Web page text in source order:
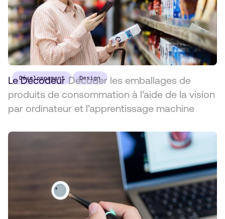
Développement Design
Le Décodeur Décoder les emballages de
produits de consommation à l’aide de la vision
par ordinateur et l’apprentissage machine